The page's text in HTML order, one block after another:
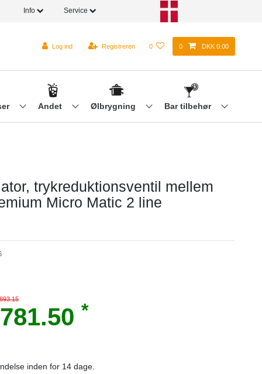
Info Service
Log ind Registreren 0 0 DKK 0.00
Andet Ølbrygning Bar tilbehør
trykreduktionsventil mellem
Micro Matic 2 line
*
inden for 14 dage.